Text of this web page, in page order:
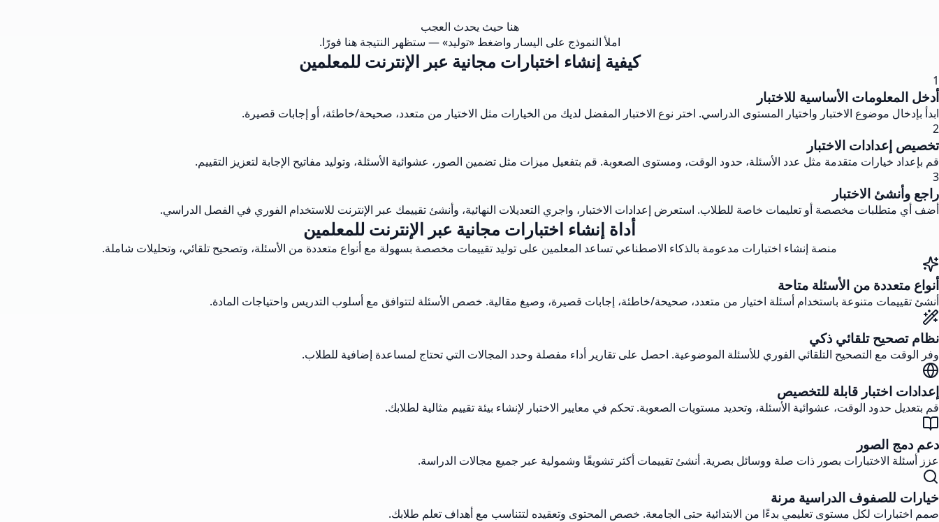
هنا حيث يحدث العجب
املأ النموذج على اليسار واضغط «توليد» — ستظهر النتيجة هنا فورًا.
كيفية إنشاء اختبارات مجانية عبر الإنترنت للمعلمين
1
أدخل المعلومات الأساسية للاختبار
ابدأ بإدخال موضوع الاختبار واختيار المستوى الدراسي. اختر نوع الاختبار المفضل لديك من الخيارات مثل الاختيار من متعدد، صحيحة/خاطئة، أو إجابات قصيرة.
2
تخصيص إعدادات الاختبار
قم بإعداد خيارات متقدمة مثل عدد الأسئلة، حدود الوقت، ومستوى الصعوبة. قم بتفعيل ميزات مثل تضمين الصور، عشوائية الأسئلة، وتوليد مفاتيح الإجابة لتعزيز التقييم.
3
راجع وأنشئ الاختبار
أضف أي متطلبات مخصصة أو تعليمات خاصة للطلاب. استعرض إعدادات الاختبار، واجري التعديلات النهائية، وأنشئ تقييمك عبر الإنترنت للاستخدام الفوري في الفصل الدراسي.
أداة إنشاء اختبارات مجانية عبر الإنترنت للمعلمين
منصة إنشاء اختبارات مدعومة بالذكاء الاصطناعي تساعد المعلمين على توليد تقييمات مخصصة بسهولة مع أنواع متعددة من الأسئلة، وتصحيح تلقائي، وتحليلات شاملة.
أنواع متعددة من الأسئلة متاحة
أنشئ تقييمات متنوعة باستخدام أسئلة اختيار من متعدد، صحيحة/خاطئة، إجابات قصيرة، وصيغ مقالية. خصص الأسئلة لتتوافق مع أسلوب التدريس واحتياجات المادة.
نظام تصحيح تلقائي ذكي
وفر الوقت مع التصحيح التلقائي الفوري للأسئلة الموضوعية. احصل على تقارير أداء مفصلة وحدد المجالات التي تحتاج لمساعدة إضافية للطلاب.
إعدادات اختبار قابلة للتخصيص
قم بتعديل حدود الوقت، عشوائية الأسئلة، وتحديد مستويات الصعوبة. تحكم في معايير الاختبار لإنشاء بيئة تقييم مثالية لطلابك.
دعم دمج الصور
عزز أسئلة الاختبارات بصور ذات صلة ووسائل بصرية. أنشئ تقييمات أكثر تشويقًا وشمولية عبر جميع مجالات الدراسة.
خيارات للصفوف الدراسية مرنة
صمم اختبارات لكل مستوى تعليمي بدءًا من الابتدائية حتى الجامعة. خصص المحتوى وتعقيده لتتناسب مع أهداف تعلم طلابك.